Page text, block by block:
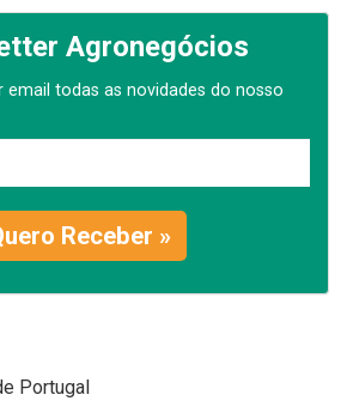
Agronegócios
email todas as novidades do nosso
Receber »
Portugal